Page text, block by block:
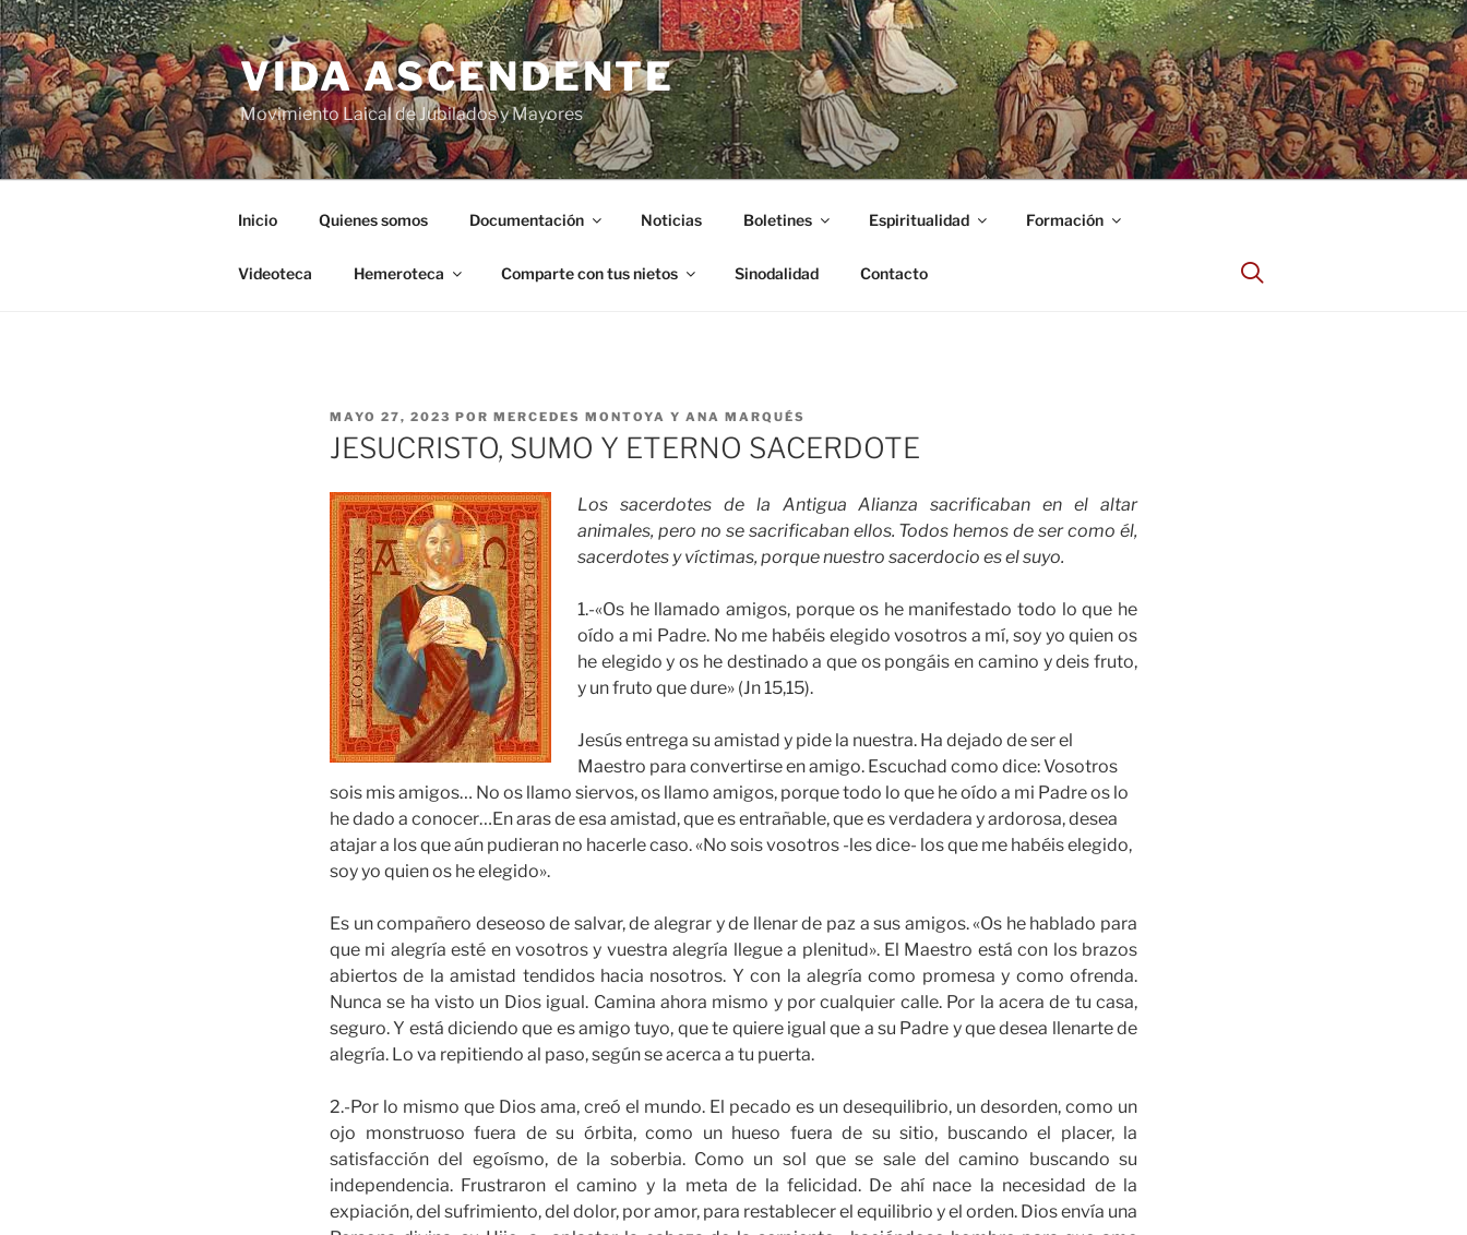
VIDA ASCENDENTE
Movimiento Laical de Jubilados y Mayores
Inicio Quienes somos Documentación Noticias Boletines Espiritualidad Formación
Videoteca Hemeroteca Comparte con tus nietos Sinodalidad Contacto
MAYO 27, 2023 POR MERCEDES MONTOYA Y ANA MARQUÉS
JESUCRISTO, SUMO Y ETERNO SACERDOTE
Los sacerdotes de la Antigua Alianza sacrificaban en el altar
animales, pero no se sacrificaban ellos. Todos hemos de ser como él,
sacerdotes y víctimas, porque nuestro sacerdocio es el suyo.
1.-«Os he llamado amigos, porque os he manifestado todo lo que he
oído a mi Padre. No me habéis elegido vosotros a mí, soy yo quien os
he elegido y os he destinado a que os pongáis en camino y deis fruto,
y un fruto que dure» (Jn 15,15).
Jesús entrega su amistad y pide la nuestra. Ha dejado de ser el
Maestro para convertirse en amigo. Escuchad como dice: Vosotros
sois mis amigos… No os llamo siervos, os llamo amigos, porque todo lo que he oído a mi Padre os lo
he dado a conocer…En aras de esa amistad, que es entrañable, que es verdadera y ardorosa, desea
atajar a los que aún pudieran no hacerle caso. «No sois vosotros -les dice- los que me habéis elegido,
soy yo quien os he elegido».
Es un compañero deseoso de salvar, de alegrar y de llenar de paz a sus amigos. «Os he hablado para
que mi alegría esté en vosotros y vuestra alegría llegue a plenitud». El Maestro está con los brazos
abiertos de la amistad tendidos hacia nosotros. Y con la alegría como promesa y como ofrenda.
Nunca se ha visto un Dios igual. Camina ahora mismo y por cualquier calle. Por la acera de tu casa,
seguro. Y está diciendo que es amigo tuyo, que te quiere igual que a su Padre y que desea llenarte de
alegría. Lo va repitiendo al paso, según se acerca a tu puerta.
2.-Por lo mismo que Dios ama, creó el mundo. El pecado es un desequilibrio, un desorden, como un
ojo monstruoso fuera de su órbita, como un hueso fuera de su sitio, buscando el placer, la
satisfacción del egoísmo, de la soberbia. Como un sol que se sale del camino buscando su
independencia. Frustraron el camino y la meta de la felicidad. De ahí nace la necesidad de la
expiación, del sufrimiento, del dolor, por amor, para restablecer el equilibrio y el orden. Dios envía una